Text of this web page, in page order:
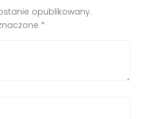
opublikowany.
*